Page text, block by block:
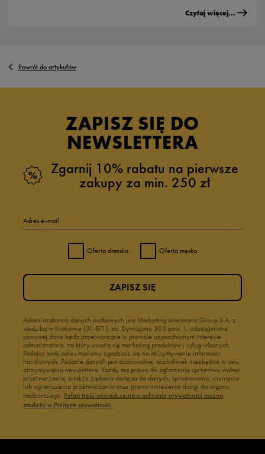
Czytaj więcej...
Powrót do artykułów
ZAPISZ SIĘ DO
NEWSLETTERA
Zgarnij 10% rabatu na pierwsze
zakupy za min. 250 zł
Adres e-mail
Oferta damska Oferta męska
Administratorem danych osobowych jest Marketing Investment Group S.A. z
siedzibą w Krakowie (31-871), os. Dywizjonu 303 paw. 1, udostępnione
powyżej dane będą przetwarzane w prawnie uzasadnionym interesie
administratora, za który uważa się marketing produktów i usług własnych.
Podając swój adres mailowy zgadzasz się na otrzymywanie informacji
handlowych. Podanie danych jest dobrowolne, aczkolwiek niezbędne w celu
otrzymywania newslettera. Każdy ma prawo do zgłoszenia sprzeciwu wobec
przetwarzania, a także żądania dostępu do danych, sprostowania, usunięcia
lub ograniczenia przetwarzania oraz prawo wniesienia skargi do organu
nadzorczego. Pełną treść oświadczenia o ochronie prywatności można
znaleźć w Polityce prywatności.
ZAPISZ SIĘ